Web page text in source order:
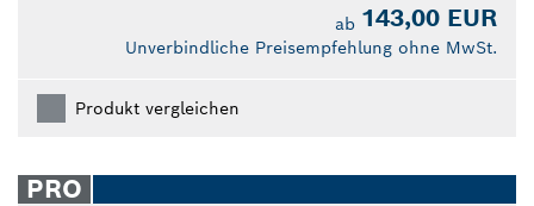
ab 143,00 EUR
Unverbindliche Preisempfehlung ohne MwSt.
Produkt vergleichen
PRO